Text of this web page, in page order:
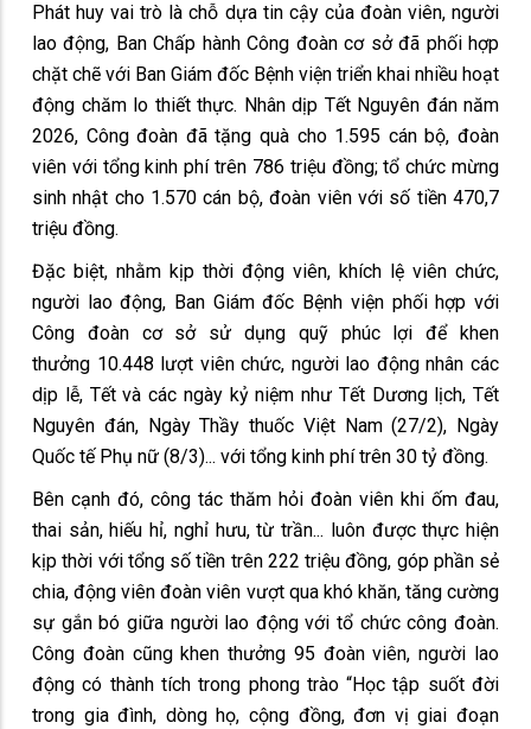
Phát huy vai trò là chỗ dựa tin cậy của đoàn viên, người
lao động, Ban Chấp hành Công đoàn cơ sở đã phối hợp
chặt chẽ với Ban Giám đốc Bệnh viện triển khai nhiều hoạt
động chăm lo thiết thực. Nhân dịp Tết Nguyên đán năm
2026, Công đoàn đã tặng quà cho 1.595 cán bộ, đoàn
viên với tổng kinh phí trên 786 triệu đồng; tổ chức mừng
sinh nhật cho 1.570 cán bộ, đoàn viên với số tiền 470,7
triệu đồng.
Đặc biệt, nhằm kịp thời động viên, khích lệ viên chức,
người lao động, Ban Giám đốc Bệnh viện phối hợp với
Công đoàn cơ sở sử dụng quỹ phúc lợi để khen
thưởng 10.448 lượt viên chức, người lao động nhân các
dịp lễ, Tết và các ngày kỷ niệm như Tết Dương lịch, Tết
Nguyên đán, Ngày Thầy thuốc Việt Nam (27/2), Ngày
Quốc tế Phụ nữ (8/3)... với tổng kinh phí trên 30 tỷ đồng.
Bên cạnh đó, công tác thăm hỏi đoàn viên khi ốm đau,
thai sản, hiếu hỉ, nghỉ hưu, từ trần... luôn được thực hiện
kịp thời với tổng số tiền trên 222 triệu đồng, góp phần sẻ
chia, động viên đoàn viên vượt qua khó khăn, tăng cường
sự gắn bó giữa người lao động với tổ chức công đoàn.
Công đoàn cũng khen thưởng 95 đoàn viên, người lao
động có thành tích trong phong trào “Học tập suốt đời
trong gia đình, dòng họ, cộng đồng, đơn vị giai đoạn